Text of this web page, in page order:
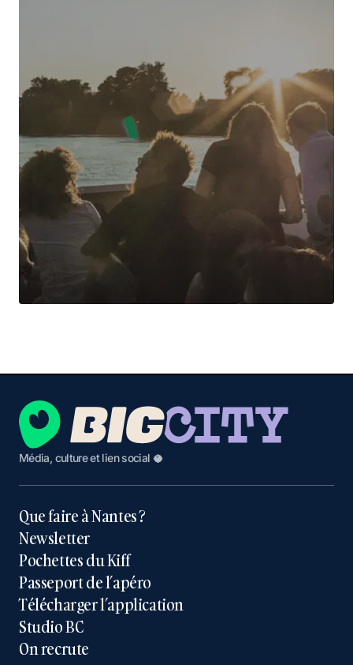
Média, culture et lien social 🥥
Que faire à Nantes ?
Newsletter
Pochettes du Kiff
Passeport de l’apéro
Télécharger l’application
Studio BC
On recrute